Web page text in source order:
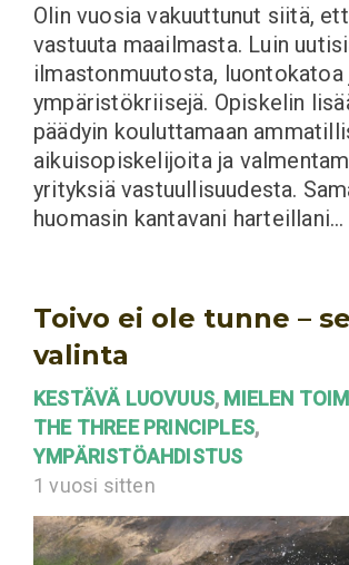
Olin vuosia vakuuttunut siitä,
vastuuta maailmasta. Luin
ilmastonmuutosta, luontokatoa
ympäristökriisejä. Opiskelin
päädyin kouluttamaan
aikuisopiskelijoita ja
yrityksiä vastuullisuudesta.
huomasin kantavani harteillani…
Toivo ei ole tunne –
valinta
KESTÄVÄ LUOVUUS, MIELEN
THE THREE PRINCIPLES,
YMPÄRISTÖAHDISTUS
1 vuosi sitten